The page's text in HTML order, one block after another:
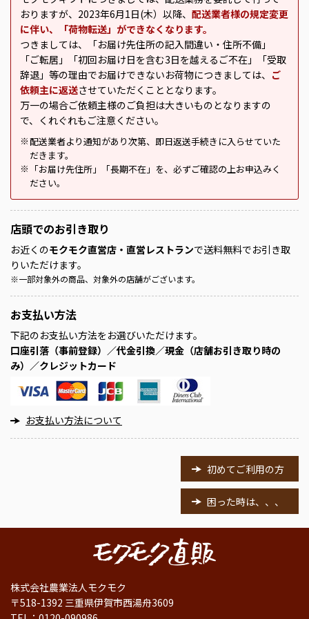
おりますが、2023年6月1日(木）以降、 配送業者様の規定変更
に伴い、「荷物転送」ができなくなります。
つきましては、「お届け先住所の記入間違い・住所不備」
「ご転居」「初回お届け日を含む3日を越えるご不在」「受取
辞退」等の理由でお届けできないお荷物につきましては、 ご
依頼主に返送させていただくこととなります。
万一の場合ご依頼主様のご負担は大きいものとなりますの
で、くれぐれもご注意ください。
※ 配送業者より通知があり次第、即日返送手続きに入らせていた
だきます。
※
「お届け先住所」「長期不在」を、必ずご確認の上お申込みく
ださい。
店頭でのお引き取り
お近くのモクモク直営店・直営レストランで送料無料でお引き取
りいただけます。
※一部対象外の商品、対象外の店舗がございます。
お支払い方法
下記のお支払い方法をお選びいただけます。
口座引落（事前登録）／代金引換／現金（店舗お引き取り時の
み）／クレジットカード
お支払い方法について
初めてご利用の方
困った時は、、、
株式会社農業法人モクモク
〒518-1392 三重県伊賀市西湯舟3609